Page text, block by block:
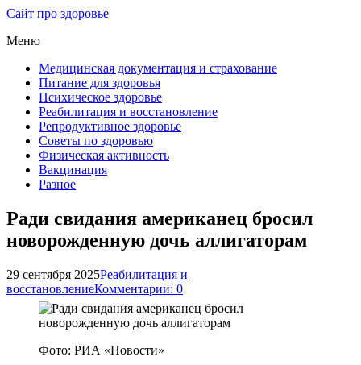
Сайт про здоровье
Меню
Медицинская документация и страхование
Питание для здоровья
Психическое здоровье
Реабилитация и восстановление
Репродуктивное здоровье
Советы по здоровью
Физическая активность
Вакцинация
Разное
Ради свидания американец бросил
новорожденную дочь аллигаторам
29 сентября 2025Реабилитация и
восстановлениеКомментарии: 0
Фото: РИА «Новости»